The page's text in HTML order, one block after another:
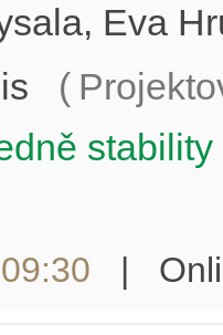
Eva
(
09:30 |